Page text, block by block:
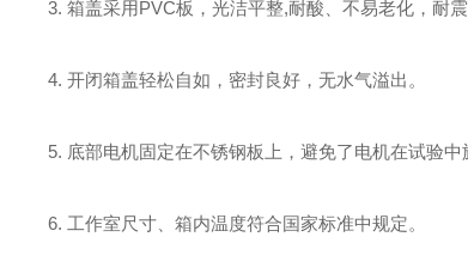
3. 箱盖采用PVC板，光洁平整,耐酸、不易老化，耐震
4. 开闭箱盖轻松自如，密封良好，无水气溢出。
5. 底部电机固定在不锈钢板上，避免了电机在试验
6. 工作室尺寸、箱内温度符合国家标准中规定。